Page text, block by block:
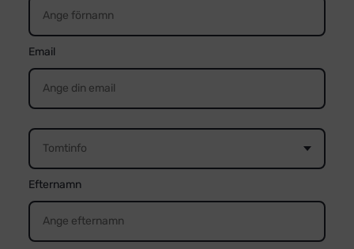
Email
Tomtinfo
Efternamn